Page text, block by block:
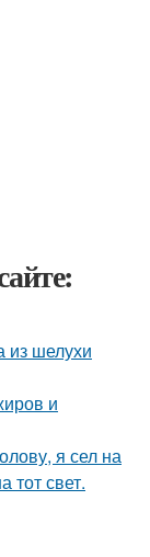
из шелухи
и
я сел на
тот свет.